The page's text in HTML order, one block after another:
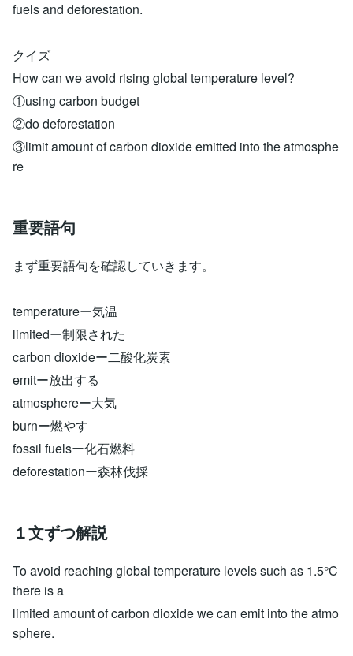
fuels and deforestation.
クイズ
How can we avoid rising global temperature level?
①using carbon budget
②do deforestation
③limit amount of carbon dioxide emitted into the atmosphe
re
重要語句
まず重要語句を確認していきます。
temperatureー気温
limitedー制限された
carbon dioxideー二酸化炭素
emitー放出する
atmosphereー大気
burnー燃やす
fossil fuelsー化石燃料
deforestationー森林伐採
１文ずつ解説
To avoid reaching global temperature levels such as 1.5°C
there is a
limited amount of carbon dioxide we can emit into the atmo
sphere.